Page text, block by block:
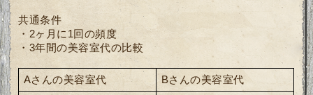
共通条件
・2ヶ月に1回の頻度
・3年間の美容室代の比較
Aさんの美容室代
Bさんの美容室代